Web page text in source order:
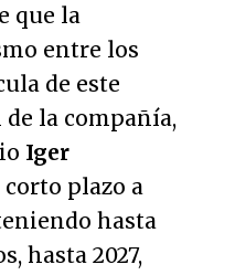
que la
entre los
de este
de la compañía,
Iger
plazo a
hasta
hasta 2027,